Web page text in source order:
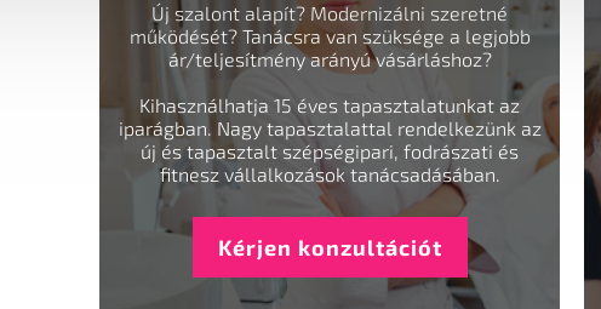
Új szalont alapít? Modernizálni szeretné
működését? Tanácsra van szüksége a legjobb
ár/teljesítmény arányú vásárláshoz?
Kihasználhatja 15 éves tapasztalatunkat az
iparágban. Nagy tapasztalattal rendelkezünk az
új és tapasztalt szépségipari, fodrászati és
fitnesz vállalkozások tanácsadásában.
Kérjen konzultációt